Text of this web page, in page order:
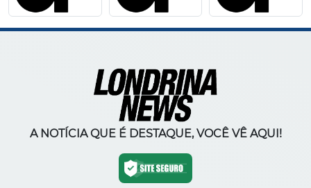
A NOTÍCIA QUE É DESTAQUE, VOCÊ VÊ AQUI!